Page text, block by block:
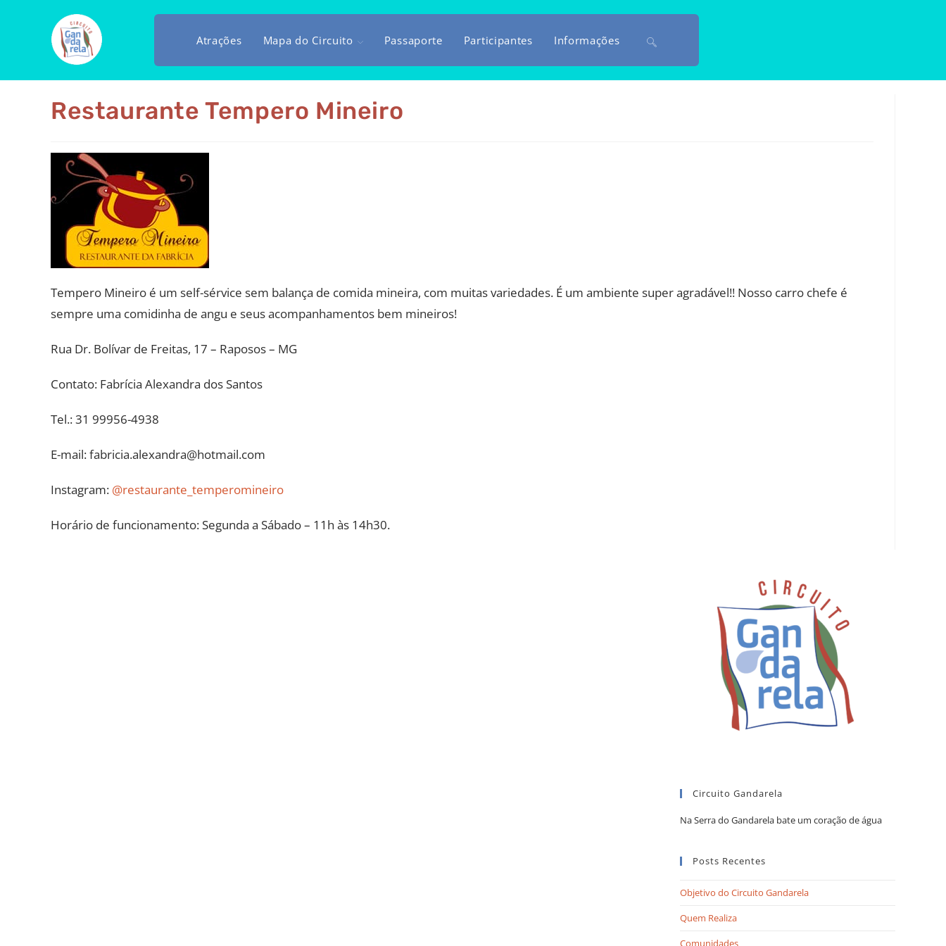
Atrações Mapa do Circuito Passaporte Participantes Informações
Restaurante Tempero Mineiro
Tempero Mineiro é um self-sérvice sem balança de comida mineira, com muitas variedades. É um ambiente super agradável!! Nosso carro chefe é
sempre uma comidinha de angu e seus acompanhamentos bem mineiros!
Rua Dr. Bolívar de Freitas, 17 – Raposos – MG
Contato: Fabrícia Alexandra dos Santos
Tel.: 31 99956-4938
E-mail: fabricia.alexandra@hotmail.com
Instagram: @restaurante_temperomineiro
Horário de funcionamento: Segunda a Sábado – 11h às 14h30.
Circuito Gandarela
Na Serra do Gandarela bate um coração de água
Posts Recentes
Objetivo do Circuito Gandarela
Quem Realiza
Comunidades